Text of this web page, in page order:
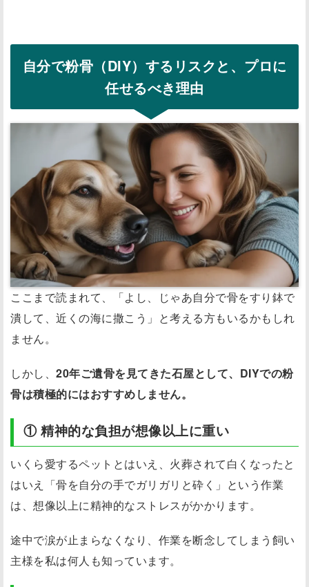
自分で粉骨（DIY）するリスクと、プロに
任せるべき理由
ここまで読まれて、「よし、じゃあ自分で骨をすり鉢で
潰して、近くの海に撒こう」と考える方もいるかもしれ
ません。
しかし、 20年ご遺骨を見てきた石屋として、DIYでの粉
骨は積極的にはおすすめしません。
① 精神的な負担が想像以上に重い
いくら愛するペットとはいえ、火葬されて白くなったと
はいえ「骨を自分の手でガリガリと砕く」という作業
は、想像以上に精神的なストレスがかかります。
途中で涙が止まらなくなり、作業を断念してしまう飼い
主様を私は何人も知っています。